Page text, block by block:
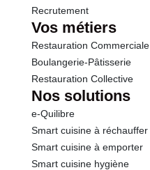
Recrutement
Vos métiers
Restauration Commerciale
Boulangerie-Pâtisserie
Restauration Collective
Nos solutions
e-Quilibre
Smart cuisine à réchauffer
Smart cuisine à emporter
Smart cuisine hygiène